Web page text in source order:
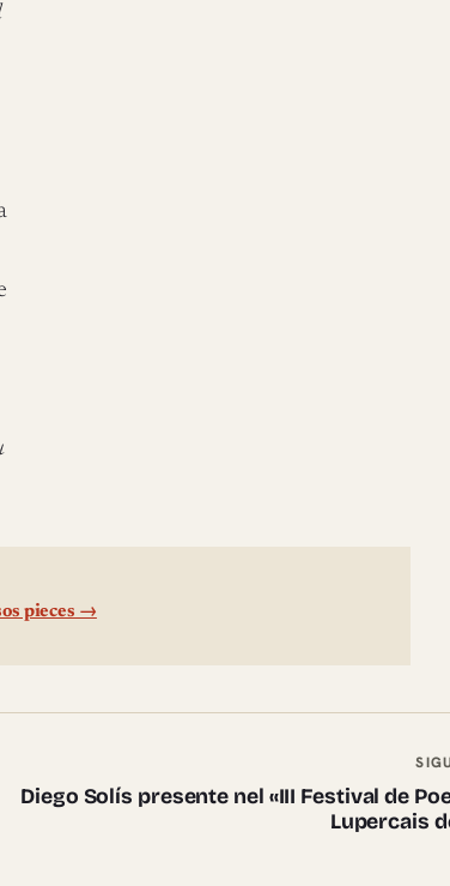
pieces →
Diego Solís presente nel «III Festival de
Lupercais